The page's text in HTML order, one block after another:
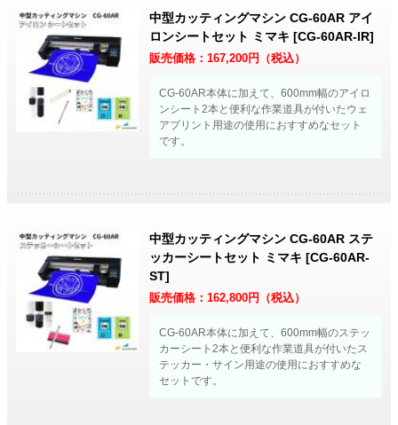
中型カッティングマシン CG-60AR アイ
ロンシートセット ミマキ [CG-60AR-IR]
販売価格：167,200円（税込）
CG-60AR本体に加えて、600mm幅のアイロ
ンシート2本と便利な作業道具が付いたウェ
アプリント用途の使用におすすめなセット
です。
中型カッティングマシン CG-60AR ステ
ッカーシートセット ミマキ [CG-60AR-
ST]
販売価格：162,800円（税込）
CG-60AR本体に加えて、600mm幅のステッ
カーシート2本と便利な作業道具が付いたス
テッカー・サイン用途の使用におすすめな
セットです。